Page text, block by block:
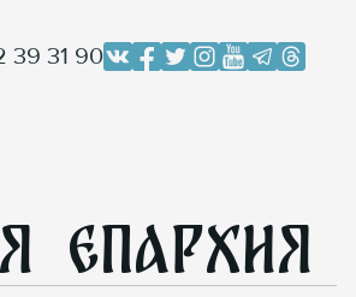
39 31 90
Епархия